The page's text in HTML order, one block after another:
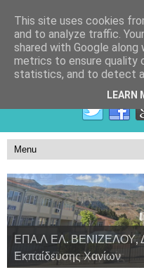
ΕΠΑ.Λ ΕΛ. ΒΕΝΙΖΕΛΟΥ,
Εκπαίδευσης Χανίων
Τομέας Πληροφορικής
Τομέας Γεωπονίας,
Τομέας Υγείας, Πρόνοιας
This site uses cookies
and to analyze traffic.
shared with Google
metrics to ensure quality
statistics, and to detect
LEARN